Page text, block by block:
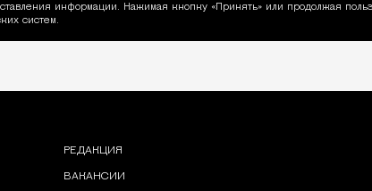
Cookie
информации. Нажимая кнопку «Принять» или продолжая
систем.
РЕДАКЦИЯ
ВАКАНСИИ